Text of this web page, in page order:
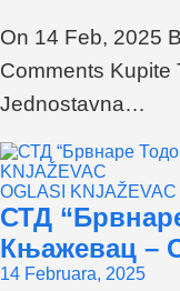
On 14 Feb, 2025
Comments Kupite
Jednostavna…
OGLASI KNJAŽEVAC
СТД
Књажевац –
14 Februara, 2025